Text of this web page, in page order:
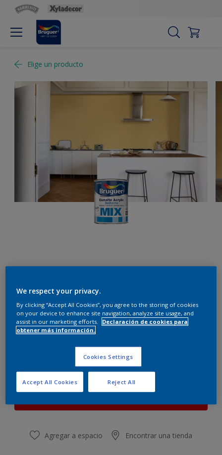
Elige un producto
Piña
Cambiar de color
Cantidad Calculadora de pintura
Calcular
Este producto no está actualmente disponible en línea.
Agregar a espacio Encontrar una tienda
We respect your privacy.
By clicking “Accept All Cookies”, you agree to the storing of cookies
on your device to enhance site navigation, analyze site usage, and
assist in our marketing efforts.
Declaración de cookies para
obtener más información.
Cookies Settings
Reject All
Accept All Cookies